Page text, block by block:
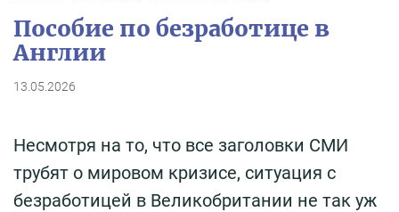
Пособие по безработице в
Англии
13.05.2026
Несмотря на то, что все заголовки СМИ
трубят о мировом кризисе, ситуация с
безработицей в Великобритании не так уж